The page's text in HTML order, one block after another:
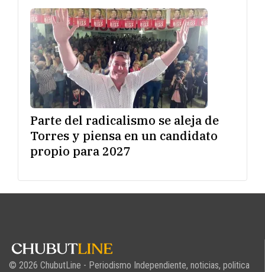
Parte del radicalismo se aleja de
Torres y piensa en un candidato
propio para 2027
© 2026 ChubutLine - Periodismo Independiente, noticias, politica